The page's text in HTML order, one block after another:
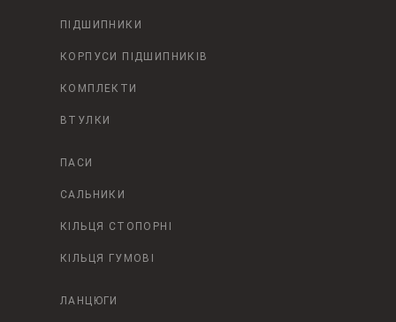
ПІДШИПНИКИ
КОРПУСИ ПІДШИПНИКІВ
КОМПЛЕКТИ
ВТУЛКИ
ПАСИ
САЛЬНИКИ
КІЛЬЦЯ СТОПОРНІ
КІЛЬЦЯ ГУМОВІ
ЛАНЦЮГИ